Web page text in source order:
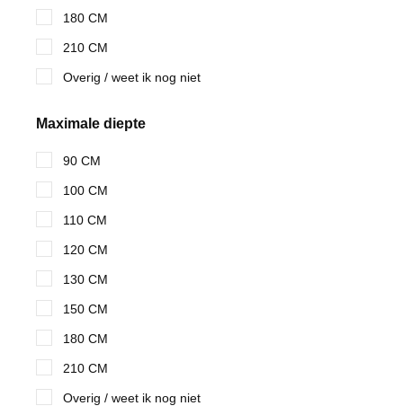
180 CM
210 CM
Overig / weet ik nog niet
Maximale diepte
90 CM
100 CM
110 CM
120 CM
130 CM
150 CM
180 CM
210 CM
Overig / weet ik nog niet